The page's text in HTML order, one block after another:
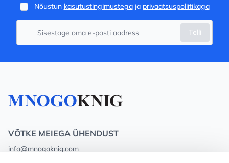
Nõustun kasutustingimustegaja privaatsuspoliitikaga
Telli
VÕTKE MEIEGA ÜHENDUST
info@mnogoknig.com